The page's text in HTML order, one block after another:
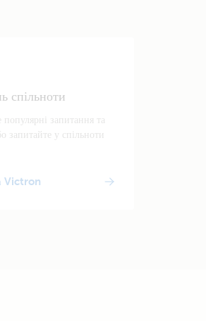
спільноти
популярні запитання та
запитайте у спільноти
Victron